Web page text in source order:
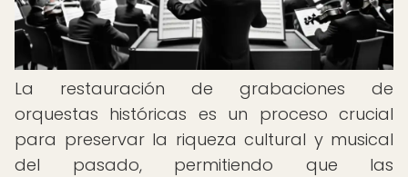
La restauración de grabaciones de
orquestas históricas es un proceso crucial
para preservar la riqueza cultural y musical
del pasado, permitiendo que las